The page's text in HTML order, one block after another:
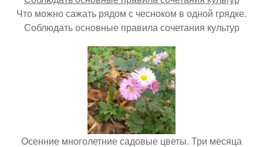
Что можно сажать рядом с чесноком в одной грядке.
Соблюдать основные правила сочетания культур
Осенние многолетние садовые цветы. Три месяца